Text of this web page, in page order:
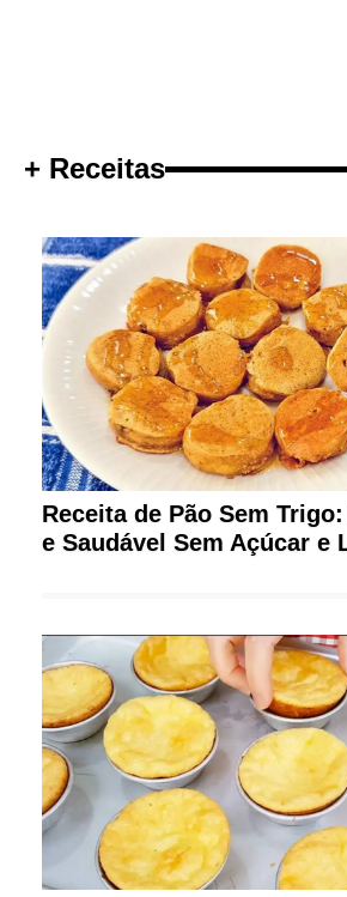
+ Receitas
Receita de Pão Sem
e Saudável Sem Açúcar e